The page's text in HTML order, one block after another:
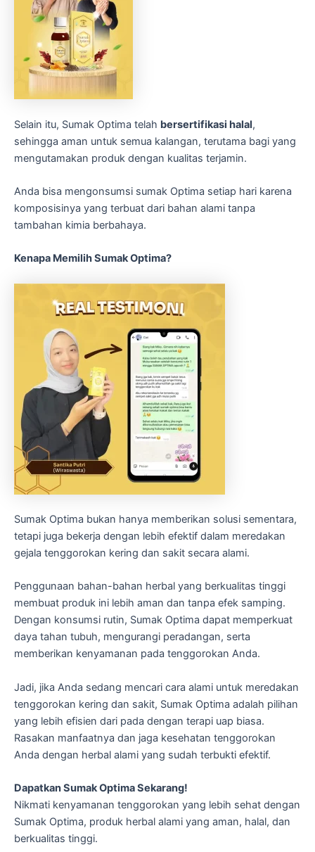
Selain itu, Sumak Optima telah bersertifikasi halal,
sehingga aman untuk semua kalangan, terutama bagi yang
mengutamakan produk dengan kualitas terjamin.
Anda bisa mengonsumsi sumak Optima setiap hari karena
komposisinya yang terbuat dari bahan alami tanpa
tambahan kimia berbahaya.
Kenapa Memilih Sumak Optima?
Sumak Optima bukan hanya memberikan solusi sementara,
tetapi juga bekerja dengan lebih efektif dalam meredakan
gejala tenggorokan kering dan sakit secara alami.
Penggunaan bahan-bahan herbal yang berkualitas tinggi
membuat produk ini lebih aman dan tanpa efek samping.
Dengan konsumsi rutin, Sumak Optima dapat memperkuat
daya tahan tubuh, mengurangi peradangan, serta
memberikan kenyamanan pada tenggorokan Anda.
Jadi, jika Anda sedang mencari cara alami untuk meredakan
tenggorokan kering dan sakit, Sumak Optima adalah pilihan
yang lebih efisien dari pada dengan terapi uap biasa.
Rasakan manfaatnya dan jaga kesehatan tenggorokan
Anda dengan herbal alami yang sudah terbukti efektif.
Dapatkan Sumak Optima Sekarang!
Nikmati kenyamanan tenggorokan yang lebih sehat dengan
Sumak Optima, produk herbal alami yang aman, halal, dan
berkualitas tinggi.